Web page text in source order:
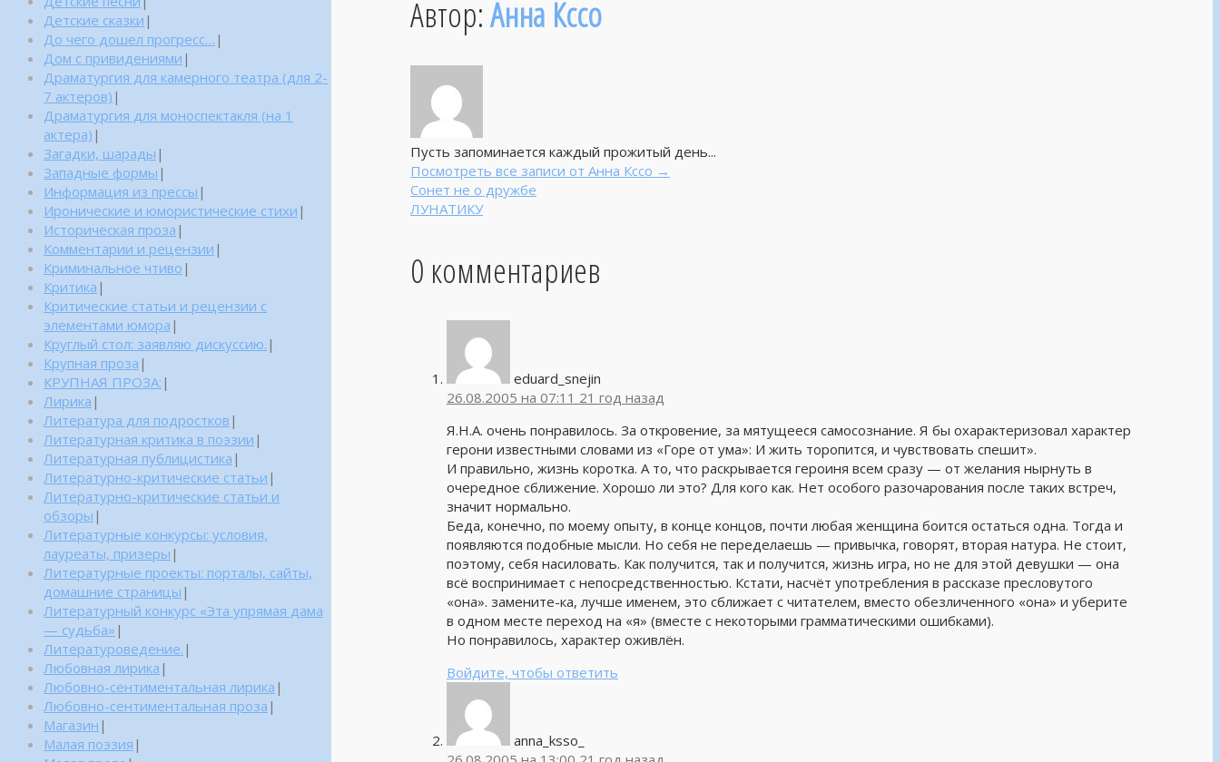
Автор:Анна Кссо
Пусть запоминается каждый прожитый день...
Посмотреть все записи от Анна Кссо →
Сонет не о дружбе
ЛУНАТИКУ
0 комментариев
eduard_snejin
26.08.2005 на 07:11 21 год назад
Я.Н.А. очень понравилось. За откровение, за мятущееся самосознание. Я бы охарактеризовал характер
герони известными словами из «Горе от ума»: И жить торопится, и чувствовать спешит».
И правильно, жизнь коротка. А то, что раскрывается героиня всем сразу — от желания нырнуть в
очередное сближение. Хорошо ли это? Для кого как. Нет особого разочарования после таких встреч,
значит нормально.
Беда, конечно, по моему опыту, в конце концов, почти любая женщина боится остаться одна. Тогда и
появляются подобные мысли. Но себя не переделаешь — привычка, говорят, вторая натура. Не стоит,
поэтому, себя насиловать. Как получится, так и получится, жизнь игра, но не для этой девушки — она
всё воспринимает с непосредственностью. Кстати, насчёт употребления в рассказе пресловутого
«она». замените-ка, лучше именем, это сближает с читателем, вместо обезличенного «она» и уберите
в одном месте переход на «я» (вместе с некоторыми грамматическими ошибками).
Но понравилось, характер оживлён.
Войдите, чтобы ответить
anna_ksso_
Детские сказки |
До чего дошел прогресс… |
Дом с привидениями |
Драматургия для камерного театра (для 2-
7 актеров) |
Драматургия для моноспектакля (на 1
актера) |
Загадки, шарады |
Западные формы |
Информация из прессы |
Иронические и юмористические стихи |
Историческая проза |
Комментарии и рецензии |
Криминальное чтиво |
Критика |
Критические статьи и рецензии с
элементами юмора |
Круглый стол: заявляю дискуссию. |
Крупная проза |
КРУПНАЯ ПРОЗА: |
Лирика |
Литература для подростков |
Литературная критика в поэзии |
Литературная публицистика |
Литературно-критические статьи |
Литературно-критические статьи и
обзоры |
Литературные конкурсы: условия,
лауреаты, призеры |
Литературные проекты: порталы, сайты,
домашние страницы |
Литературный конкурс «Эта упрямая дама
— судьба» |
Литературоведение. |
Любовная лирика |
Любовно-сентиментальная лирика |
Любовно-сентиментальная проза |
Магазин |
Малая поэзия |